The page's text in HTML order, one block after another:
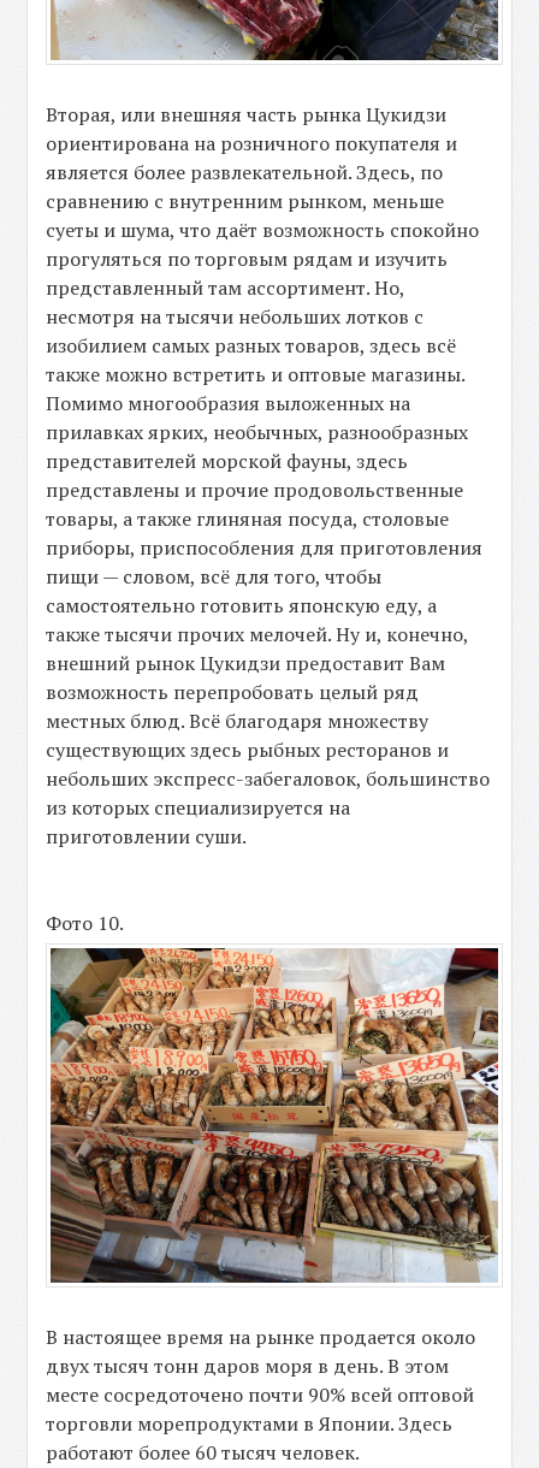
Вторая, или внешняя часть рынка Цукидзи
ориентирована на розничного покупателя и
является более развлекательной. Здесь, по
сравнению с внутренним рынком, меньше
суеты и шума, что даёт возможность спокойно
прогуляться по торговым рядам и изучить
представленный там ассортимент. Но,
несмотря на тысячи небольших лотков с
изобилием самых разных товаров, здесь всё
также можно встретить и оптовые магазины.
Помимо многообразия выложенных на
прилавках ярких, необычных, разнообразных
представителей морской фауны, здесь
представлены и прочие продовольственные
товары, а также глиняная посуда, столовые
приборы, приспособления для приготовления
пищи — словом, всё для того, чтобы
самостоятельно готовить японскую еду, а
также тысячи прочих мелочей. Ну и, конечно,
внешний рынок Цукидзи предоставит Вам
возможность перепробовать целый ряд
местных блюд. Всё благодаря множеству
существующих здесь рыбных ресторанов и
небольших экспресс-забегаловок, большинство
из которых специализируется на
приготовлении суши.
Фото 10.
В настоящее время на рынке продается около
двух тысяч тонн даров моря в день. В этом
месте сосредоточено почти 90% всей оптовой
торговли морепродуктами в Японии. Здесь
работают более 60 тысяч человек.